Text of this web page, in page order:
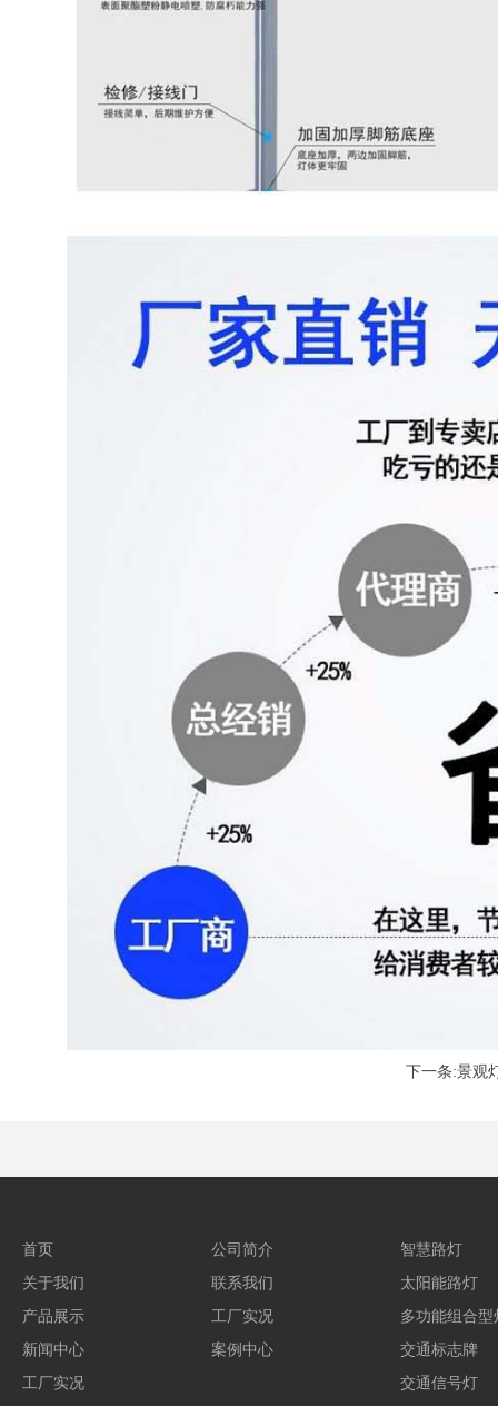
下一条:景观
首页
关于我们
产品展示
新闻中心
工厂实况
公司简介
联系我们
工厂实况
案例中心
智慧路灯
太阳能路灯
多功能组合型
交通标志牌
交通信号灯